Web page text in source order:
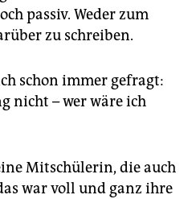
passiv. Weder zum
zu schreiben.
schon immer gefragt:
nicht – wer wäre ich
Mitschülerin, die auch
war voll und ganz ihre